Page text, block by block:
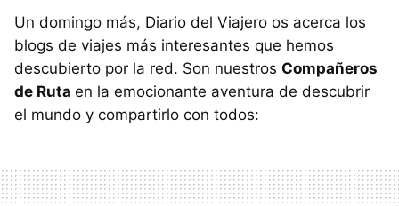
Un domingo más, Diario del Viajero os acerca los
blogs de viajes más interesantes que hemos
descubierto por la red. Son nuestros Compañeros
de Ruta en la emocionante aventura de descubrir
el mundo y compartirlo con todos: